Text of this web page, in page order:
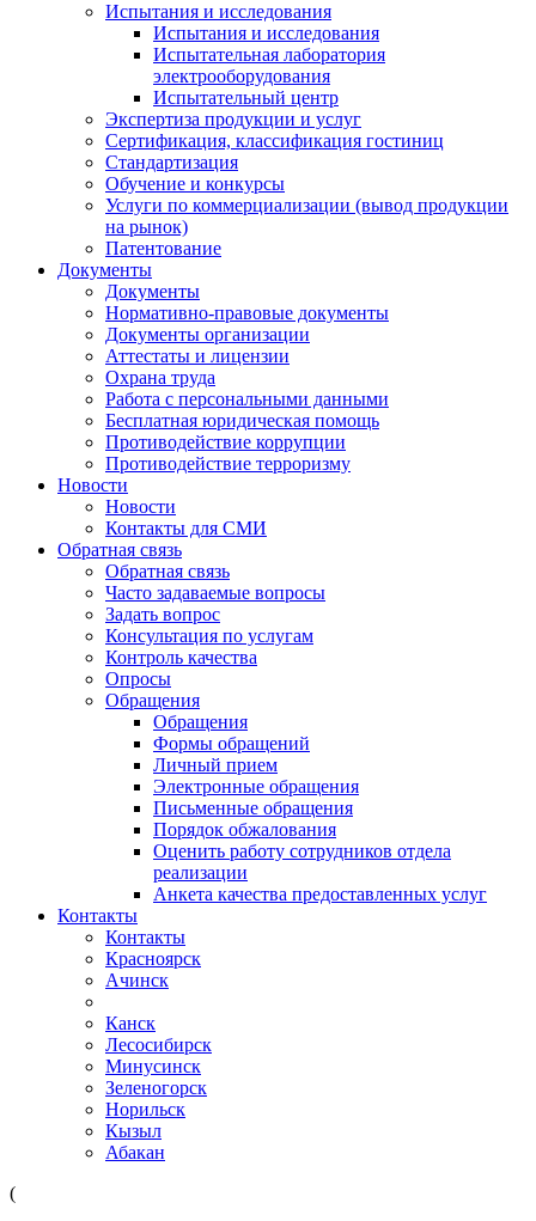
Испытания и исследования
Испытания и исследования
Испытательная лаборатория
электрооборудования
Испытательный центр
Экспертиза продукции и услуг
Сертификация, классификация гостиниц
Стандартизация
Обучение и конкурсы
Услуги по коммерциализации (вывод продукции
на рынок)
Патентование
Документы
Документы
Нормативно-правовые документы
Документы организации
Аттестаты и лицензии
Охрана труда
Работа с персональными данными
Бесплатная юридическая помощь
Противодействие коррупции
Противодействие терроризму
Новости
Новости
Контакты для СМИ
Обратная связь
Обратная связь
Часто задаваемые вопросы
Задать вопрос
Консультация по услугам
Контроль качества
Опросы
Обращения
Обращения
Формы обращений
Личный прием
Электронные обращения
Письменные обращения
Порядок обжалования
Оценить работу сотрудников отдела
реализации
Анкета качества предоставленных услуг
Контакты
Контакты
Красноярск
Ачинск
Канск
Лесосибирск
Минусинск
Зеленогорск
Норильск
Кызыл
Абакан
(